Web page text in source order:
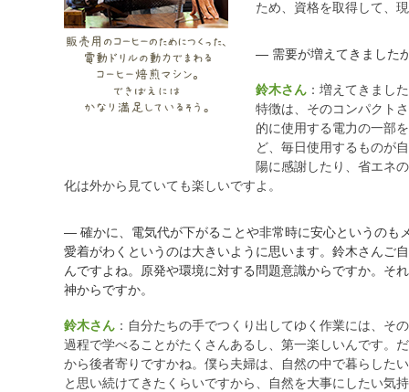
ため、資格を取得して、
― 需要が増えてきました
鈴木さん ：増えてきまし
特徴は、そのコンパクト
的に使用する電力の一部
ど、毎日使用するものが
陽に感謝したり、省エネ
化は外から見ていても楽しいですよ。
― 確かに、電気代が下がることや非常時に安心というのも
愛着がわくというのは大きいように思います。鈴木さんご
んですよね。原発や環境に対する問題意識からですか。そ
神からですか。
鈴木さん ：自分たちの手でつくり出してゆく作業には、その
過程で学べることがたくさんあるし、第一楽しいんです。だ
から後者寄りですかね。僕ら夫婦は、自然の中で暮らしたい
と思い続けてきたくらいですから、自然を大事にしたい気持